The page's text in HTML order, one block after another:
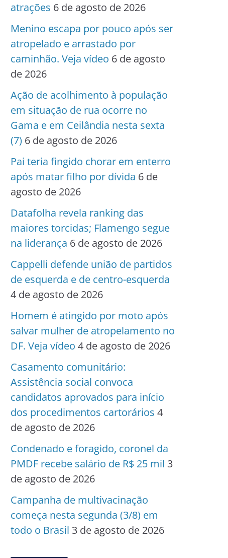
atrações 6 de agosto de 2026
Menino escapa por pouco após ser
atropelado e arrastado por
caminhão. Veja vídeo 6 de agosto
de 2026
Ação de acolhimento à população
em situação de rua ocorre no
Gama e em Ceilândia nesta sexta
(7) 6 de agosto de 2026
Pai teria fingido chorar em enterro
após matar filho por dívida 6 de
agosto de 2026
Datafolha revela ranking das
maiores torcidas; Flamengo segue
na liderança 6 de agosto de 2026
Cappelli defende união de partidos
de esquerda e de centro-esquerda
4 de agosto de 2026
Homem é atingido por moto após
salvar mulher de atropelamento no
DF. Veja vídeo 4 de agosto de 2026
Casamento comunitário:
Assistência social convoca
candidatos aprovados para início
dos procedimentos cartorários 4
de agosto de 2026
Condenado e foragido, coronel da
PMDF recebe salário de R$ 25 mil 3
de agosto de 2026
Campanha de multivacinação
começa nesta segunda (3/8) em
todo o Brasil 3 de agosto de 2026